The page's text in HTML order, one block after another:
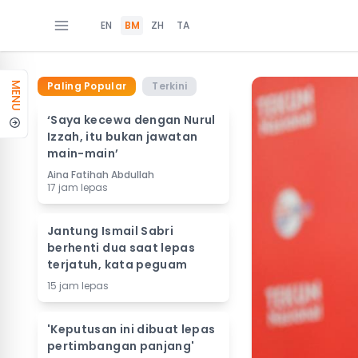
EN BM ZH TA
MENU Paling Popular Terkini
‘Saya kecewa dengan Nurul
Izzah, itu bukan jawatan
main-main’
Aina Fatihah Abdullah
17 jam lepas
Jantung Ismail Sabri
berhenti dua saat lepas
terjatuh, kata peguam
15 jam lepas
'Keputusan ini dibuat lepas
pertimbangan panjang'